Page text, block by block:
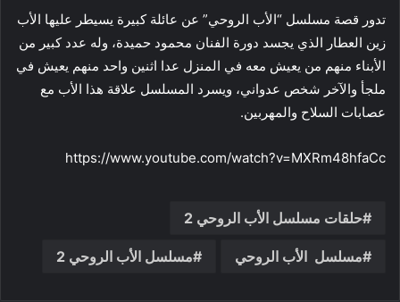
تدور قصة مسلسل “الأب الروحي” عن عائلة كبيرة يسيطر عليها الأب
زين العطار الذي يجسد دورة الفنان محمود حميدة، وله عدد كبير من
الأبناء منهم من يعيش معه في المنزل عدا اثنين واحد منهم يعيش في
ملجأ والآخر شخص عدواني، ويسرد المسلسل علاقة هذا الأب مع
عصابات السلاح والمهربين.
https://www.youtube.com/watch?v=MXRm48hfaCc
حلقات مسلسل الأب الروحي 2
مسلسل الأب الروحي مسلسل الأب الروحي 2